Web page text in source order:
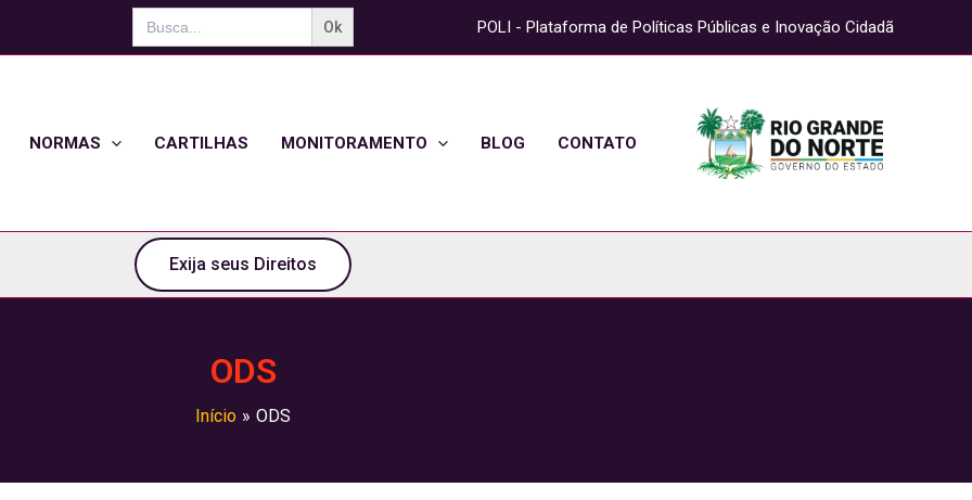
Search
for:
POLI - Plataforma de Políticas Públicas e Inovação Cidadã
NORMAS CARTILHAS MONITORAMENTO BLOG CONTATO
Exija seus Direitos
ODS
Início ODS